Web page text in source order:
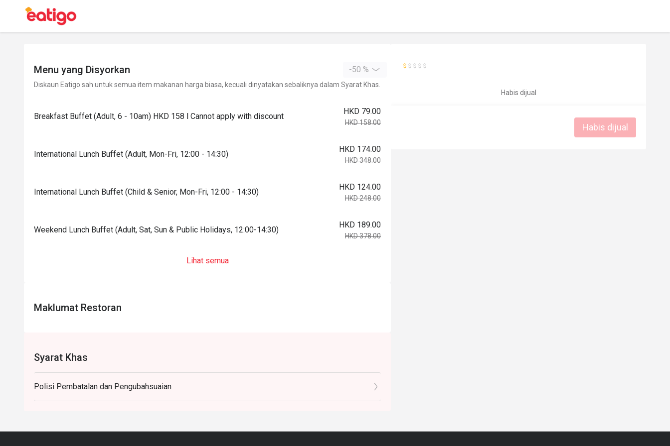
Menu yang Disyorkan -50 %
Diskaun Eatigo sah untuk semua item makanan harga biasa, kecuali dinyatakan sebaliknya dalam Syarat Khas.
Breakfast Buffet (Adult, 6 - 10am) HKD 158 l Cannot apply with discount
HKD 79.00
HKD 158.00
International Lunch Buffet (Adult, Mon-Fri, 12:00 - 14:30)
HKD 174.00
HKD 348.00
International Lunch Buffet (Child & Senior, Mon-Fri, 12:00 - 14:30)
HKD 124.00
HKD 248.00
Weekend Lunch Buffet (Adult, Sat, Sun & Public Holidays, 12:00-14:30)
HKD 189.00
HKD 378.00
Lihat semua
Maklumat Restoran
Syarat Khas
Polisi Pembatalan dan Pengubahsuaian
Habis dijual
Habis dijual